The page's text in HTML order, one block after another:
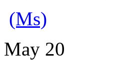
(Ms)
May 20